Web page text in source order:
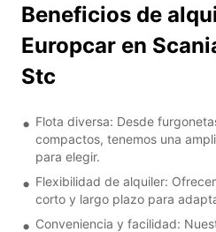
Beneficios de
Europcar en
Stc
Flota diversa: Desde
compactos, tenemos una
para elegir.
Flexibilidad de alquiler:
corto y largo plazo para
Conveniencia y facilidad: